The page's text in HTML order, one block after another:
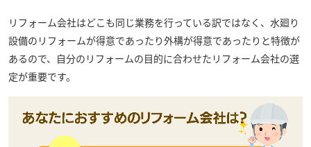
リフォーム会社はどこも同じ業務を行っている訳ではなく、水廻り
設備のリフォームが得意であったり外構が得意であったりと特徴が
あるので、自分のリフォームの目的に合わせたリフォーム会社の選
定が重要です。